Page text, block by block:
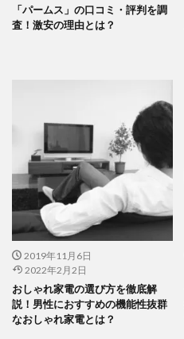
「パームス」の口コミ・評判を調
査！激安の理由とは？
2019年11月6日
2022年2月2日
おしゃれ家電の選び方を徹底解
説！男性におすすめの機能性抜群
なおしゃれ家電とは？